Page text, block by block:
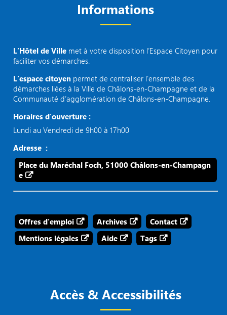
Informations
L’Hôtel de Ville met à votre disposition l’Espace Citoyen pour
faciliter vos démarches.
L’espace citoyen permet de centraliser l’ensemble des
démarches liées à la Ville de Châlons-en-Champagne et de la
Communauté d’agglomération de Châlons-en-Champagne.
Horaires d'ouverture :
Lundi au Vendredi de 9h00 à 17h00
Adresse :
Place du Maréchal Foch, 51000 Châlons-en-Champagn
e
Offres d'emploi Archives
Contact
Mentions légales
Aide Tags
Accès & Accessibilités